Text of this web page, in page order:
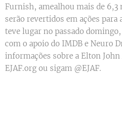
Furnish, amealhou mais de 6,3
serão revertidos em ações para
teve lugar no passado
com o apoio do IMDB e Neuro
informações sobre a Elton
EJAF.org ou sigam @EJAF.